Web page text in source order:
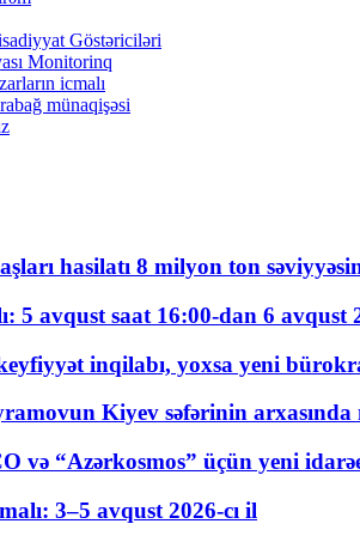
Göstəriciləri
Monitorinq
icmalı
münaqişəsi
hasilatı 8 milyon ton
5 avqust saat 16:00-dan 6 avqust
inqilabı, yoxsa yeni
Kiyev səfərinin arxasında
və “Azərkosmos” üçün yeni
3–5 avqust 2026-cı il